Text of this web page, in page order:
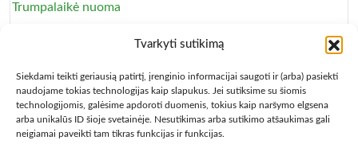
Tvarkyti sutikimą
Siekdami teikti geriausią patirtį, įrenginio informacijai saugoti ir (arba) pasiekti
naudojame tokias technologijas kaip slapukus. Jei sutiksime su šiomis
technologijomis, galėsime apdoroti duomenis, tokius kaip naršymo elgsena
arba unikalūs ID šioje svetainėje. Nesutikimas arba sutikimo atšaukimas gali
neigiamai paveikti tam tikras funkcijas ir funkcijas.
Trumpalaikė nuoma